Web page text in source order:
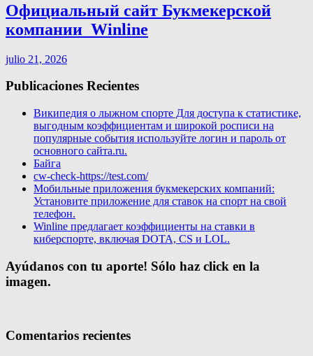
Официальный сайт Букмекерской
компании ️ Winline
julio 21, 2026
Publicaciones Recientes
Википедия о лыжном спорте Для доступа к статистике,
выгодным коэффициентам и широкой росписи на
популярные события используйте логин и пароль от
основного сайта.ru.
Байга
cw-check-https://test.com/
Мобильные приложения букмекерских компаний:
Установите приложение для ставок на спорт на свой
телефон.
Winline предлагает коэффициенты на ставки в
киберспорте, включая DOTA, CS и LOL.
Ayúdanos con tu aporte! Sólo haz click en la
imagen.
Comentarios recientes